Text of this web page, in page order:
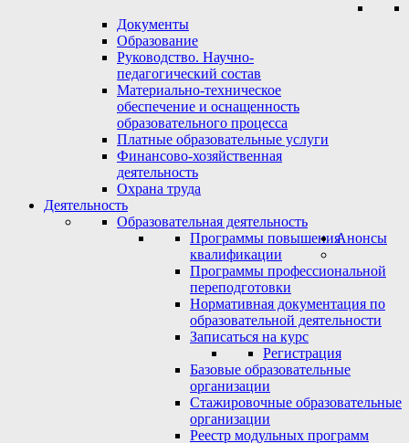
Документы
Образование
Руководство. Научно-
педагогический состав
Материально-техническое
обеспечение и оснащенность
образовательного процесса
Платные образовательные услуги
Финансово-хозяйственная
деятельность
Охрана труда
Деятельность
Образовательная деятельность
Программы повышения
квалификации
Программы профессиональной
переподготовки
Нормативная документация по
образовательной деятельности
Записаться на курс
Регистрация
Базовые образовательные
организации
Стажировочные образовательные
организации
Реестр модульных программ
Анонсы